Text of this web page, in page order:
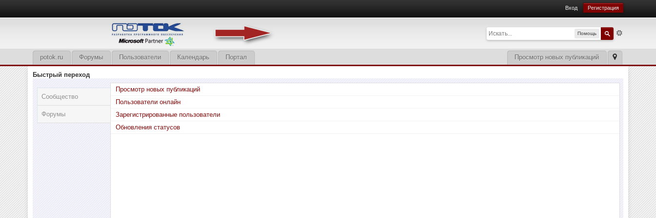
Вход Регистрация
Помощь
Просмотр новых публикаций
potok.ru Форумы Пользователи Календарь Портал
Быстрый переход
Сообщество
Форумы
Просмотр новых публикаций
Пользователи онлайн
Зарегистрированные пользователи
Обновления статусов